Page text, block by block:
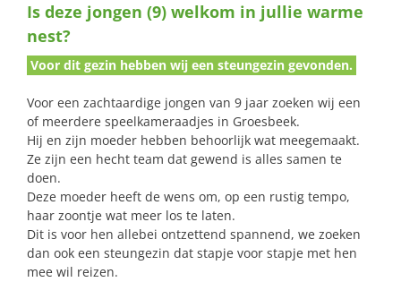
naar:
Is deze jongen (9) welkom in jullie warme
nest?
Voor dit gezin hebben wij een steungezin gevonden.
Voor een zachtaardige jongen van 9 jaar zoeken wij een
of meerdere speelkameraadjes in Groesbeek.
Hij en zijn moeder hebben behoorlijk wat meegemaakt.
Ze zijn een hecht team dat gewend is alles samen te
doen.
Deze moeder heeft de wens om, op een rustig tempo,
haar zoontje wat meer los te laten.
Dit is voor hen allebei ontzettend spannend, we zoeken
dan ook een steungezin dat stapje voor stapje met hen
mee wil reizen.